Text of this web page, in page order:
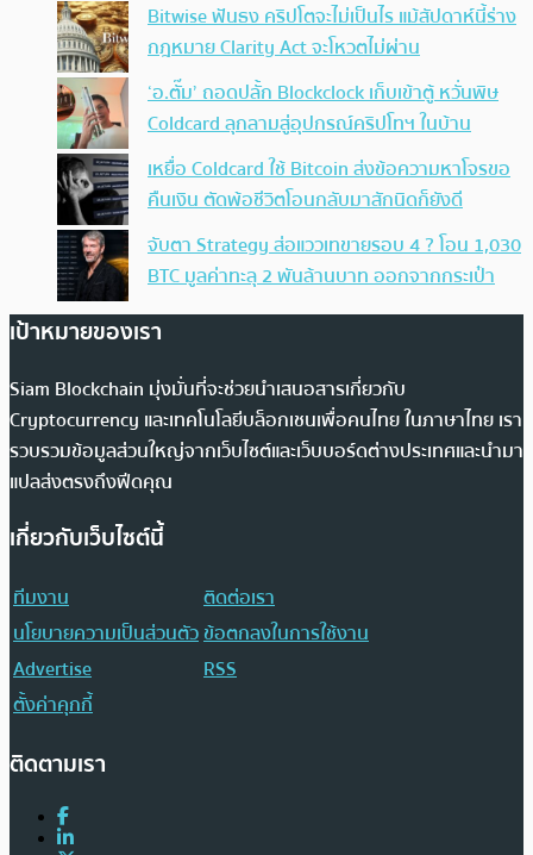
Bitwise ฟันธง คริปโตจะไม่เป็นไร แม้สัปดาห์นี้ร่าง
กฎหมาย Clarity Act จะโหวตไม่ผ่าน
‘อ.ตั๊ม’ ถอดปลั้ก Blockclock เก็บเข้าตู้ หวั่นพิษ
Coldcard ลุกลามสู่อุปกรณ์คริปโทฯ ในบ้าน
เหยื่อ Coldcard ใช้ Bitcoin ส่งข้อความหาโจรขอ
คืนเงิน ตัดพ้อชีวิตโอนกลับมาสักนิดก็ยังดี
จับตา Strategy ส่อแววเทขายรอบ 4 ? โอน 1,030
BTC มูลค่าทะลุ 2 พันล้านบาท ออกจากกระเป๋า
เป้าหมายของเรา
Siam Blockchain มุ่งมั่นที่จะช่วยนำเสนอสารเกี่ยวกับ
Cryptocurrency และเทคโนโลยีบล็อกเชนเพื่อคนไทย ในภาษาไทย เรา
รวบรวมข้อมูลส่วนใหญ่จากเว็บไซต์และเว็บบอร์ดต่างประเทศและนำมา
แปลส่งตรงถึงฟีดคุณ
เกี่ยวกับเว็บไซต์นี้
ทีมงาน
ติดต่อเรา
นโยบายความเป็นส่วนตัวข้อตกลงในการใช้งาน
Advertise
RSS
ตั้งค่าคุกกี้
ติดตามเรา